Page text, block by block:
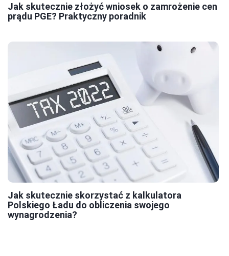
Jak skutecznie złożyć wniosek o zamrożenie cen
prądu PGE? Praktyczny poradnik
Jak skutecznie skorzystać z kalkulatora
Polskiego Ładu do obliczenia swojego
wynagrodzenia?